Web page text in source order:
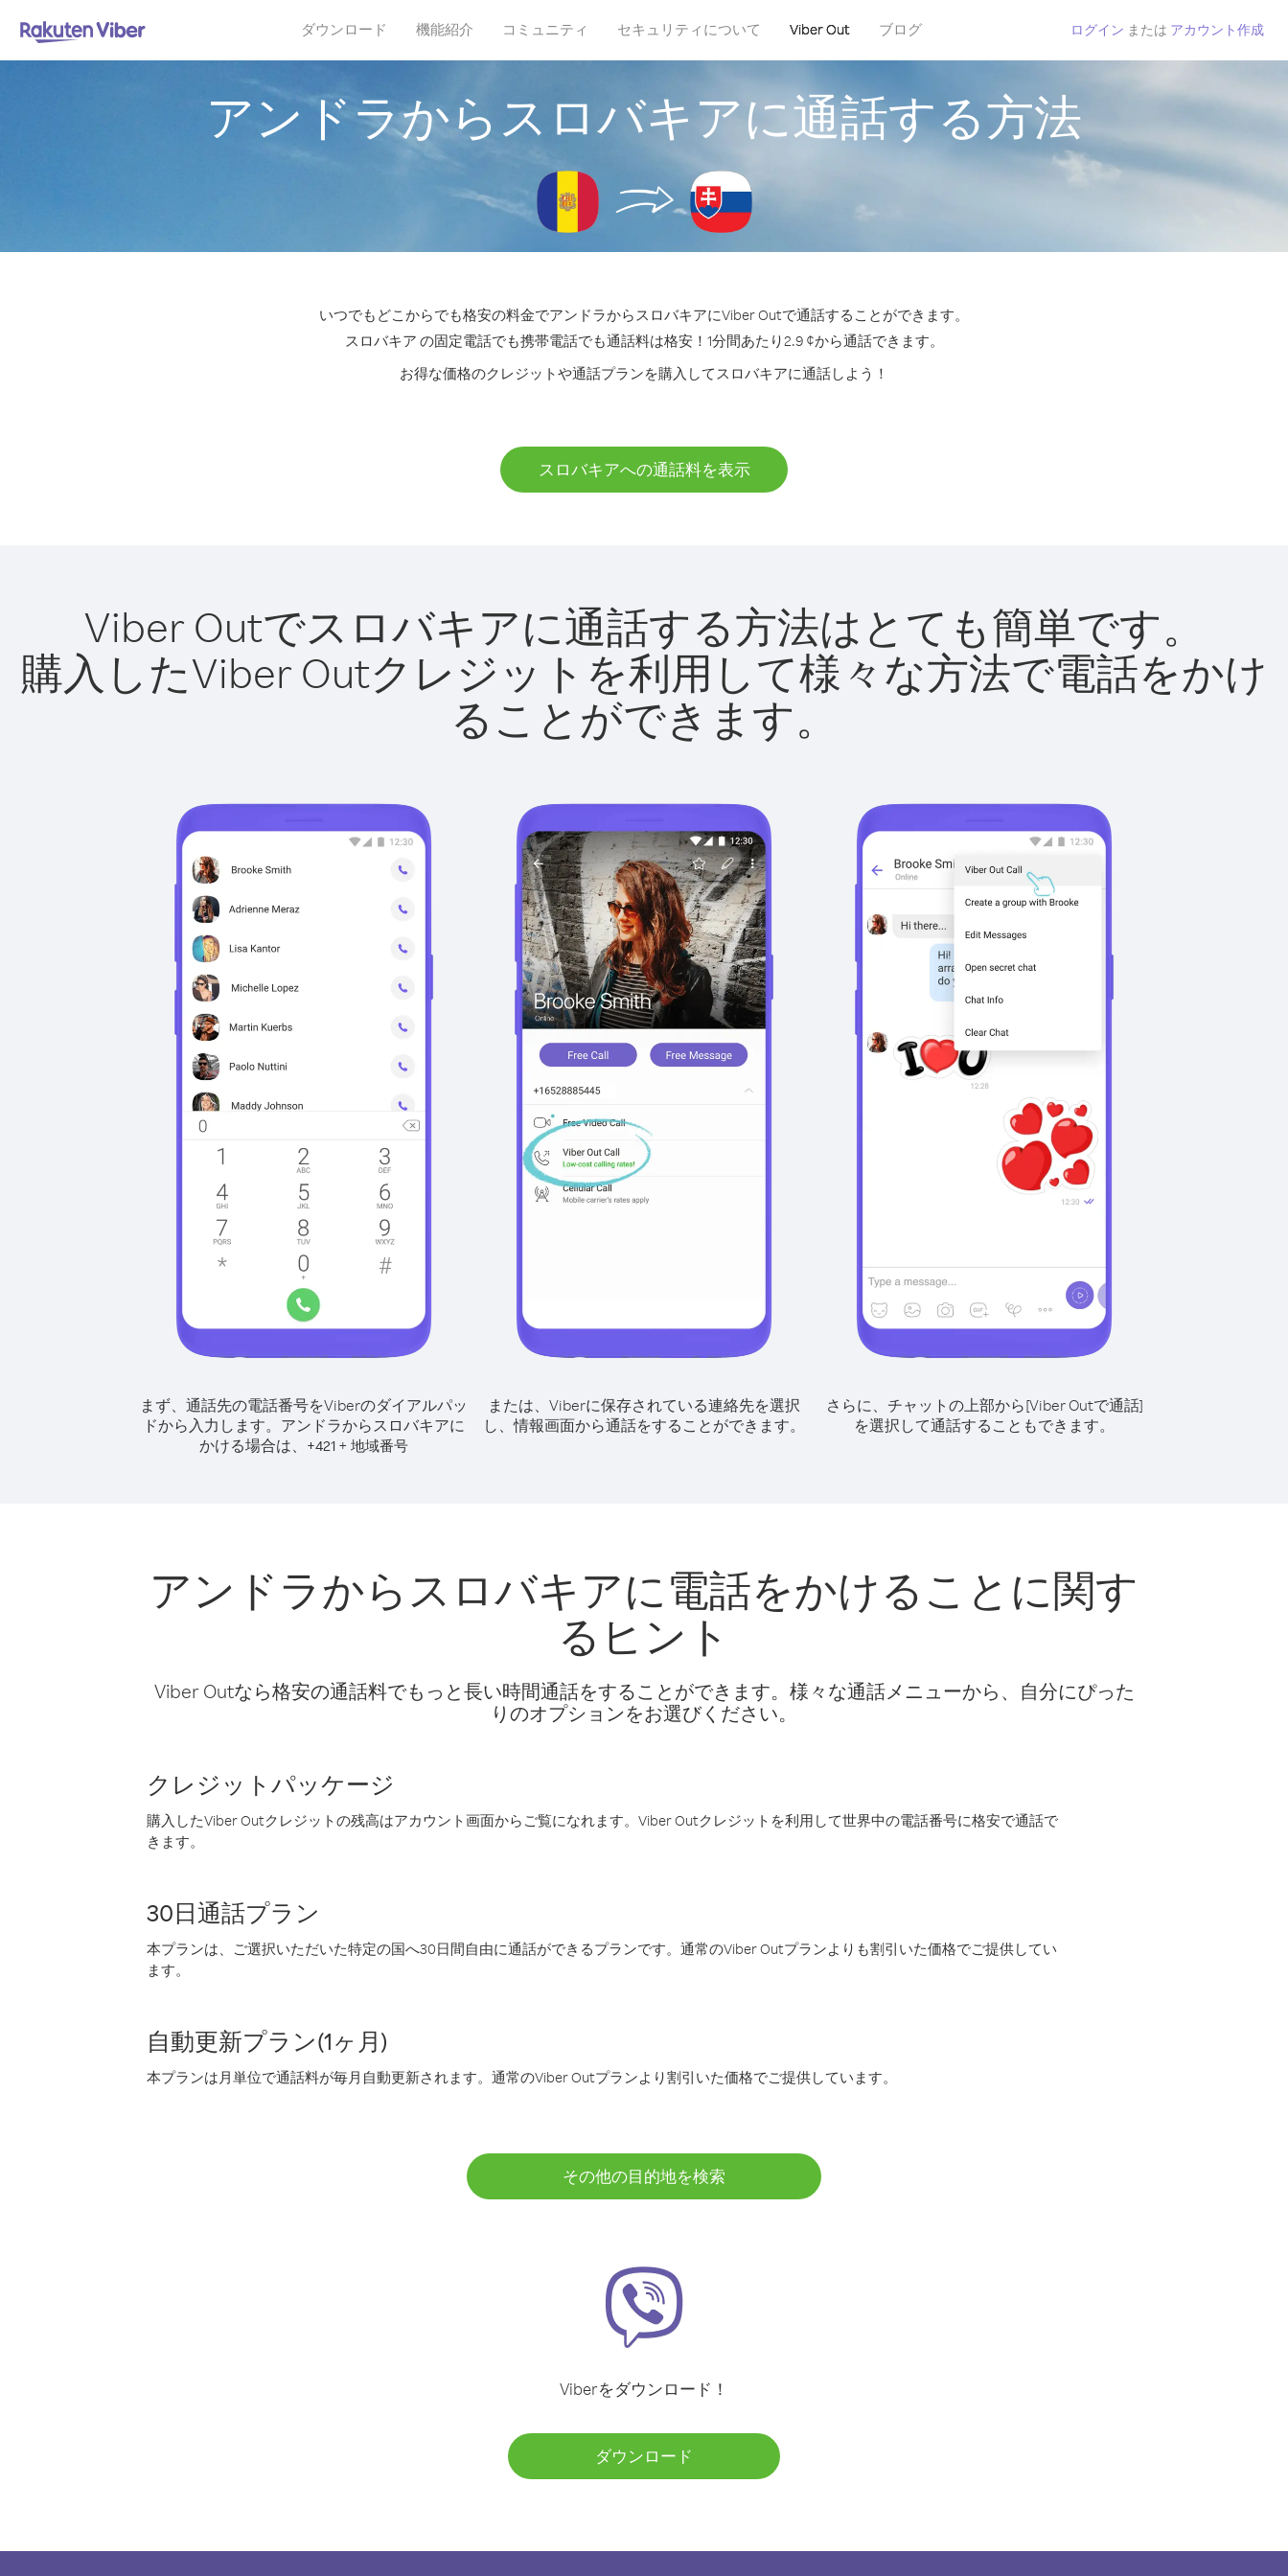
ダウンロード 機能紹介 コミュニティ セキュリティについて Viber Out ブログ ログイン または アカウント作成
アンドラからスロバキアに通話する方法
いつでもどこからでも格安の料金でアンドラからスロバキアにViber Outで通話することができます。
スロバキア の固定電話でも携帯電話でも通話料は格安！1分間あたり2.9 ¢から通話できます。
お得な価格のクレジットや通話プランを購入してスロバキアに通話しよう！
スロバキアへの通話料を表示
Viber Outでスロバキアに通話する方法はとても簡単です。
購入したViber Outクレジットを利用して様々な方法で電話をかけ
ることができます。
まず、通話先の電話番号をViberのダイアルパッ
ドから入力します。 アンドラからスロバキアに
かける場合は、 +421 + 地域番号
または、Viberに保存されている連絡先を選択
し、情報画面から通話をすることができます。
さらに、チャットの上部から[Viber Outで通話]
を選択して通話することもできます。
アンドラからスロバキアに電話をかけることに関す
るヒント
Viber Outなら格安の通話料でもっと長い時間通話をすることができます。様々な通話メニューから、自分にぴった
りのオプションをお選びください。
クレジットパッケージ
購入したViber Outクレジットの残高はアカウント画面からご覧になれます。Viber Outクレジットを利用して世界中の電話番号に格安で通話で
きます。
30日通話プラン
本プランは、ご選択いただいた特定の国へ30日間自由に通話ができるプランです。通常のViber Outプランよりも割引いた価格でご提供してい
ます。
自動更新プラン(1ヶ月)
本プランは月単位で通話料が毎月自動更新されます。通常のViber Outプランより割引いた価格でご提供しています。
その他の目的地を検索
Viberをダウンロード！
ダウンロード